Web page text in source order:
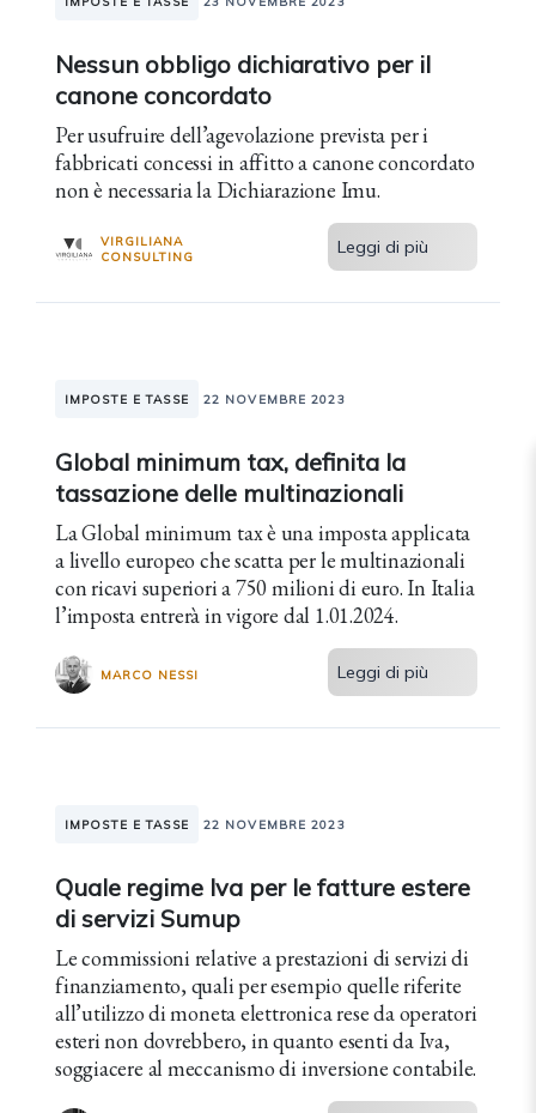
Nessun obbligo dichiarativo per il
canone concordato
Per usufruire dell’agevolazione prevista per i
fabbricati concessi in affitto a canone concordato
non è necessaria la Dichiarazione Imu.
VIRGILIANA
CONSULTING
Leggi di più
IMPOSTE E TASSE 22 NOVEMBRE 2023
Global minimum tax, definita la
tassazione delle multinazionali
La Global minimum tax è una imposta applicata
a livello europeo che scatta per le multinazionali
con ricavi superiori a 750 milioni di euro. In Italia
l’imposta entrerà in vigore dal 1.01.2024.
MARCO NESSI Leggi di più
IMPOSTE E TASSE 22 NOVEMBRE 2023
Quale regime Iva per le fatture estere
di servizi Sumup
Le commissioni relative a prestazioni di servizi di
finanziamento, quali per esempio quelle riferite
all’utilizzo di moneta elettronica rese da operatori
esteri non dovrebbero, in quanto esenti da Iva,
soggiacere al meccanismo di inversione contabile.